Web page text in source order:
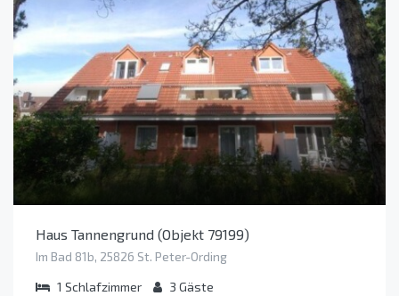
Haus Tannengrund (Objekt 79199)
Im Bad 81b, 25826 St. Peter-Ording
1 Schlafzimmer 3 Gäste